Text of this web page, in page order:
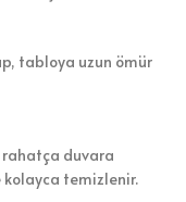
tabloya uzun ömür
rahatça duvara
kolayca temizlenir.